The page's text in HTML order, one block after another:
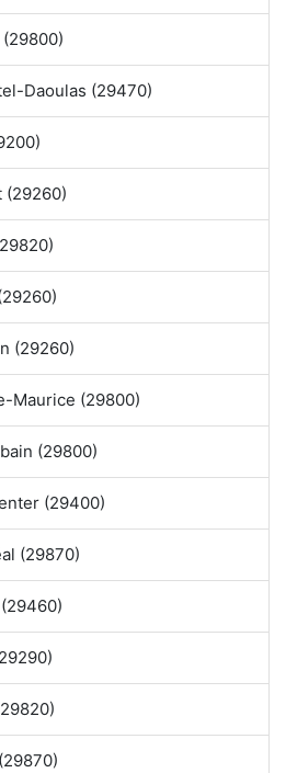
Daoulas (29470)
(29260)
(29260)
Maurice (29800)
(29800)
(29400)
(29870)